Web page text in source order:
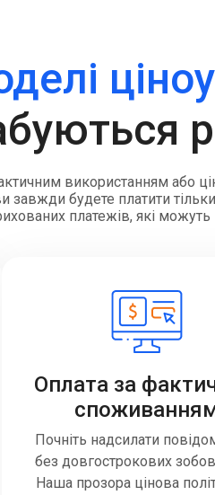
використанням або
будете платити
платежів, які
Оплата за
Почніть надсилати
без довгострокових
Наша прозора цінова